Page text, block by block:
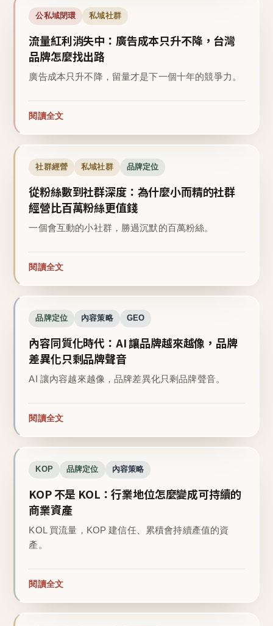
公私域閉環 私域社群
流量紅利消失中：廣告成本只升不降，台灣
品牌怎麼找出路
廣告成本只升不降，留量才是下一個十年的競爭力。
閱讀全文
社群經營 私域社群 品牌定位
從粉絲數到社群深度：為什麼小而精的社群
經營比百萬粉絲更值錢
一個會互動的小社群，勝過沉默的百萬粉絲。
閱讀全文
品牌定位 內容策略 GEO
內容同質化時代：AI 讓品牌越來越像，品牌
差異化只剩品牌聲音
AI 讓內容越來越像，品牌差異化只剩品牌聲音。
閱讀全文
KOP 品牌定位 內容策略
KOP 不是 KOL：行業地位怎麼變成可持續的
商業資產
KOL 買流量，KOP 建信任、累積會持續產值的資
產。
閱讀全文